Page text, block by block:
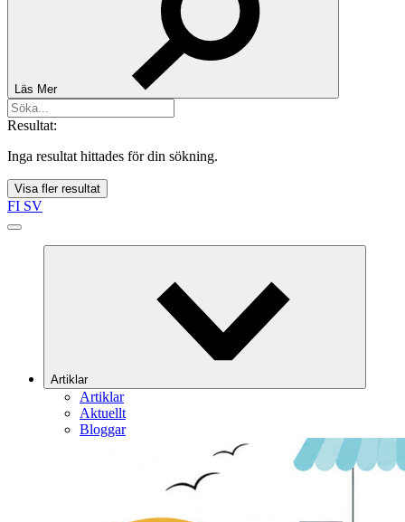
Läs Mer
Resultat:
Inga resultat hittades för din sökning.
Visa fler resultat
FI SV
Artiklar
Artiklar
Aktuellt
Bloggar